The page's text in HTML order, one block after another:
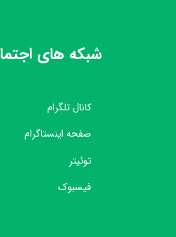
شبکه های
کانال تلگرام
صفحه اینستاگرام
توئیتر
فیسبوک